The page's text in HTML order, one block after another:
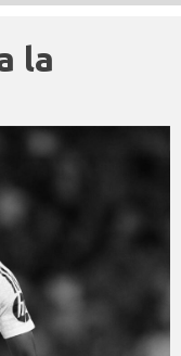
la